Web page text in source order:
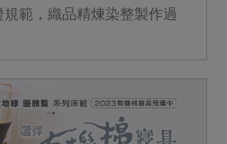
規範，織品精煉染整製作過
酚等化學物質與偶氮染料。
染的氯系漂白劑；使用氧系
※全程台灣加工生產 &nbsp;
一)~2022/09/03(六) 取貨